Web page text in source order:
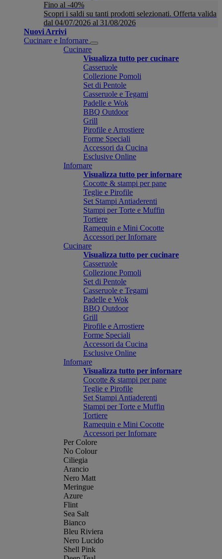
Fino al -40%
Scopri i saldi su tanti prodotti selezionati. Offerta valida
dal 04/07/2026 al 31/08/2026
Nuovi Arrivi
Cucinare e Infornare
Cucinare
Visualizza tutto per cucinare
Casseruole
Collezione Pomoli
Set di Pentole
Casseruole e Tegami
Padelle e Wok
BBQ Outdoor
Grill
Pirofile e Arrostiere
Forme Speciali
Accessori da Cucina
Esclusive Online
Infornare
Visualizza tutto per infornare
Cocotte & stampi per pane
Teglie e Pirofile
Set Stampi Antiaderenti
Stampi per Torte e Muffin
Tortiere
Ramequin e Mini Cocotte
Accessori per Infornare
Cucinare
Visualizza tutto per cucinare
Casseruole
Collezione Pomoli
Set di Pentole
Casseruole e Tegami
Padelle e Wok
BBQ Outdoor
Grill
Pirofile e Arrostiere
Forme Speciali
Accessori da Cucina
Esclusive Online
Infornare
Visualizza tutto per infornare
Cocotte & stampi per pane
Teglie e Pirofile
Set Stampi Antiaderenti
Stampi per Torte e Muffin
Tortiere
Ramequin e Mini Cocotte
Accessori per Infornare
Per Colore
No Colour
Ciliegia
Arancio
Nero Matt
Meringue
Azure
Flint
Sea Salt
Bianco
Bleu Riviera
Nero Lucido
Shell Pink